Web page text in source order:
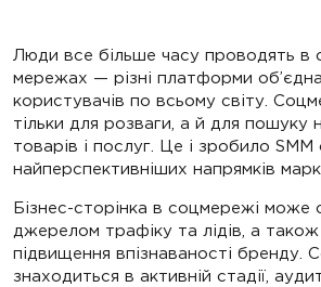
Люди все більше часу проводять в
мережах — різні платформи
користувачів по всьому світу.
тільки для розваги, а й для пошуку
товарів і послуг. Це і зробило
найперспективніших напрямків
Бізнес-сторінка в соцмережі
джерелом трафіку та лідів, а
підвищення впізнаваності бренду.
знаходиться в активній стадії,